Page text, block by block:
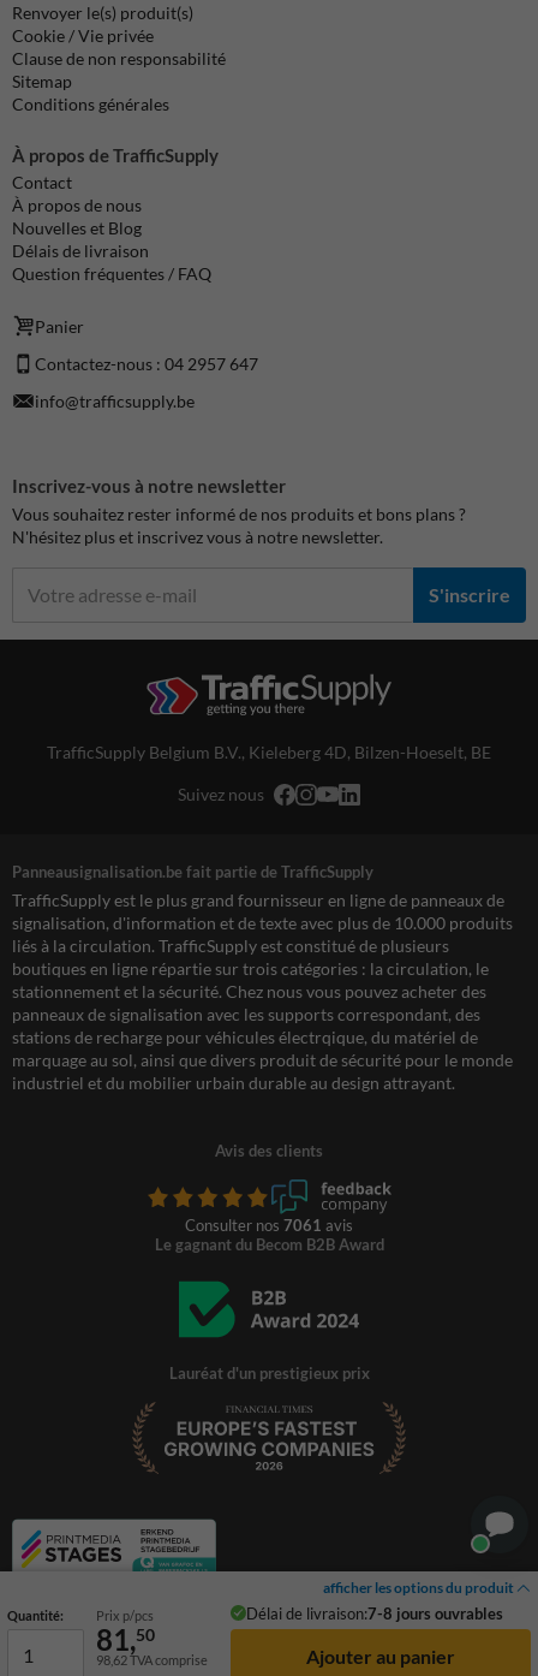
afficher les options du produit
Quantité: Prix p/pcs Délai de livraison:7-8 jours ouvrables
81,50
98,62TVA comprise
Renvoyer le(s) produit(s)
Cookie / Vie privée
Clause de non responsabilité
Sitemap
Conditions générales
À propos de TrafficSupply
Contact
À propos de nous
Nouvelles et Blog
Délais de livraison
Question fréquentes / FAQ
Panier
Contactez-nous : 04 2957 647
info@trafficsupply.be
Inscrivez-vous à notre newsletter
Vous souhaitez rester informé de nos produits et bons plans ?
N'hésitez plus et inscrivez vous à notre newsletter.
S'inscrire
TrafficSupply Belgium B.V., Kieleberg 4D, Bilzen-Hoeselt, BE
Suivez nous
Panneausignalisation.be fait partie de TrafficSupply
TrafficSupply est le plus grand fournisseur en ligne de panneaux de
signalisation, d'information et de texte avec plus de 10.000 produits
liés à la circulation. TrafficSupply est constitué de plusieurs
boutiques en ligne répartie sur trois catégories : la circulation, le
stationnement et la sécurité. Chez nous vous pouvez acheter des
panneaux de signalisation avec les supports correspondant, des
stations de recharge pour véhicules électrqique, du matériel de
marquage au sol, ainsi que divers produit de sécurité pour le monde
industriel et du mobilier urbain durable au design attrayant.
Avis des clients
Consulter nos 7061 avis
Le gagnant du Becom B2B Award
Lauréat d'un prestigieux prix
© 2026 TrafficSupply. Tous droits réservés.